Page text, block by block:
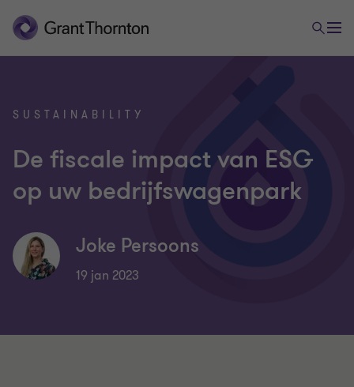
SUSTAINABILITY
De fiscale impact van ESG
op uw bedrijfswagenpark
Joke Persoons
19 jan 2023